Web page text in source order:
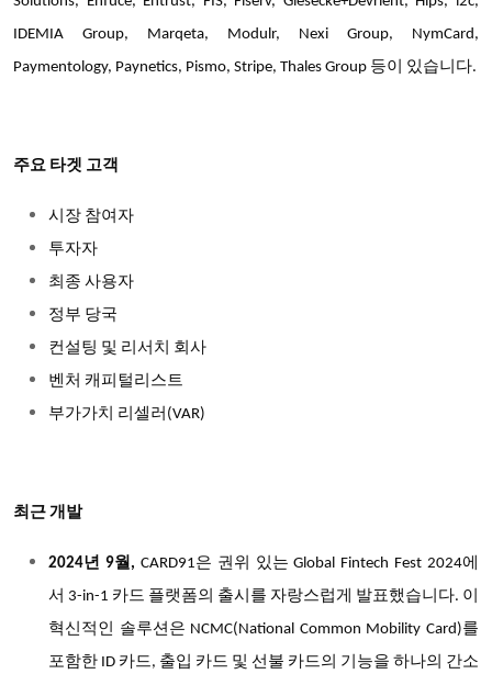
IDEMIA Group, Marqeta, Modulr, Nexi Group, NymCard,
Paymentology, Paynetics, Pismo, Stripe, Thales Group 등이 있습니다.
주요 타겟 고객
시장 참여자
투자자
최종 사용자
정부 당국
컨설팅 및 리서치 회사
벤처 캐피털리스트
부가가치 리셀러(VAR)
최근 개발
2024년 9월 , CARD91은 권위 있는 Global Fintech Fest 2024에
서 3-in-1 카드 플랫폼의 출시를 자랑스럽게 발표했습니다. 이
혁신적인
솔루션은 NCMC(National Common Mobility Card)를
포함한 ID 카드 , 출입 카드 및 선불 카드의 기능을 하나의 간소